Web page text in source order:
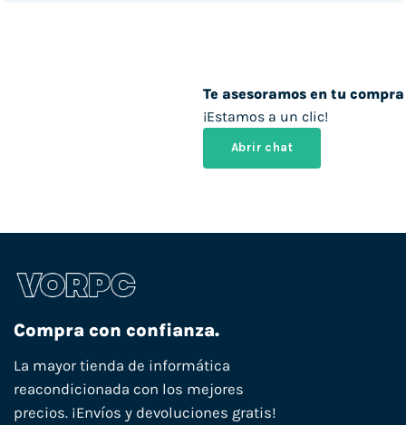
Te asesoramos en tu compra
¡Estamos a un clic!
Abrir chat
Compra con confianza.
La mayor tienda de informática
reacondicionada con los mejores
precios. ¡Envíos y devoluciones gratis!